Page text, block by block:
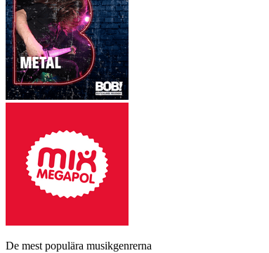
De mest populära musikgenrerna